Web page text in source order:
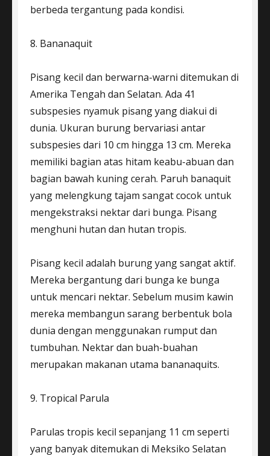
berbeda tergantung pada kondisi.
8. Bananaquit
Pisang kecil dan berwarna-warni ditemukan di
Amerika Tengah dan Selatan. Ada 41
subspesies nyamuk pisang yang diakui di
dunia. Ukuran burung bervariasi antar
subspesies dari 10 cm hingga 13 cm. Mereka
memiliki bagian atas hitam keabu-abuan dan
bagian bawah kuning cerah. Paruh banaquit
yang melengkung tajam sangat cocok untuk
mengekstraksi nektar dari bunga. Pisang
menghuni hutan dan hutan tropis.
Pisang kecil adalah burung yang sangat aktif.
Mereka bergantung dari bunga ke bunga
untuk mencari nektar. Sebelum musim kawin
mereka membangun sarang berbentuk bola
dunia dengan menggunakan rumput dan
tumbuhan. Nektar dan buah-buahan
merupakan makanan utama bananaquits.
9. Tropical Parula
Parulas tropis kecil sepanjang 11 cm seperti
yang banyak ditemukan di Meksiko Selatan